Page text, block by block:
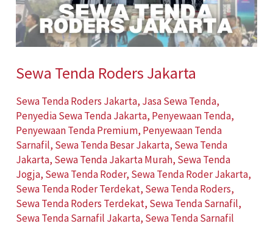
Sewa Tenda Roders Jakarta
Sewa Tenda Roders Jakarta, Jasa Sewa Tenda,
Penyedia Sewa Tenda Jakarta, Penyewaan Tenda,
Penyewaan Tenda Premium, Penyewaan Tenda
Sarnafil, Sewa Tenda Besar Jakarta, Sewa Tenda
Jakarta, Sewa Tenda Jakarta Murah, Sewa Tenda
Jogja, Sewa Tenda Roder, Sewa Tenda Roder Jakarta,
Sewa Tenda Roder Terdekat, Sewa Tenda Roders,
Sewa Tenda Roders Terdekat, Sewa Tenda Sarnafil,
Sewa Tenda Sarnafil Jakarta, Sewa Tenda Sarnafil